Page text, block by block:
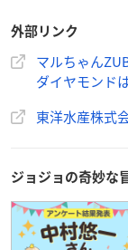
マルちゃん
アニメ「#ジョ
ダイヤモンドは
のコラボが、
ddBAlrOE
— 【公式】東洋
_jp)February
外部リンク
マルちゃん
ダイヤモンド
東洋水産株式
ジョジョの奇妙な